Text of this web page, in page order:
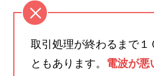
取引処理が終わるまで１
ともあります。 電波が悪